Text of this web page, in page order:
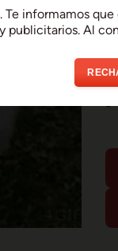
informamos
publicitarios. Al